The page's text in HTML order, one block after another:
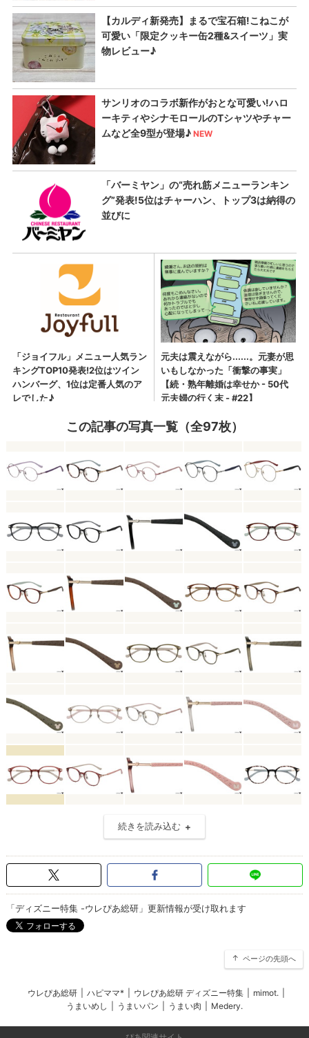
この記事の写真一覧（全97枚）
続きを読み込む
「ディズニー特集 -ウレぴあ総研」更新情報が受け取れます
ページの先頭へ
ウレぴあ総研 ハピママ* ウレぴあ総研 ディズニー特集 mimot.
うまいめし
うまいパン うまい肉 Medery.